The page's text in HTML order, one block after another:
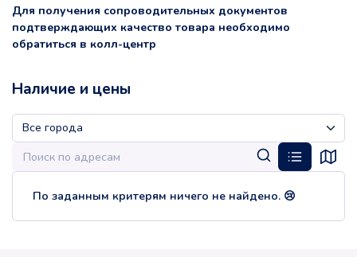
Для получения сопроводительных документов
подтверждающих качество товара необходимо
обратиться в колл-центр
Наличие и цены
По заданным критерям ничего не найдено. 😢